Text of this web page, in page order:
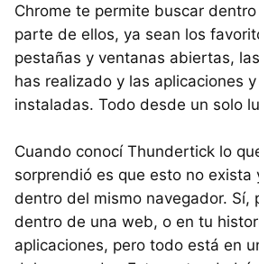
Chrome te permite buscar
parte de ellos, ya sean los
pestañas y ventanas abiertas,
has realizado y las aplicaciones
instaladas. Todo desde un solo
Cuando conocí Thundertick lo
sorprendió es que esto no exista
dentro del mismo navegador. Sí,
dentro de una web, o en tu
aplicaciones, pero todo está en